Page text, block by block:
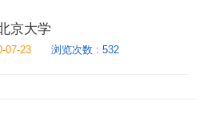
京大学
07-23 浏览次数 : 532